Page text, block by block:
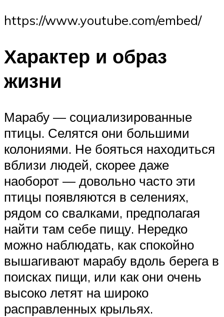
https://www.youtube.com/embed/
Характер и образ
жизни
Марабу — социализированные
птицы. Селятся они большими
колониями. Не бояться находиться
вблизи людей, скорее даже
наоборот — довольно часто эти
птицы появляются в селениях,
рядом со свалками, предполагая
найти там себе пищу. Нередко
можно наблюдать, как спокойно
вышагивают марабу вдоль берега в
поисках пищи, или как они очень
высоко летят на широко
расправленных крыльях.